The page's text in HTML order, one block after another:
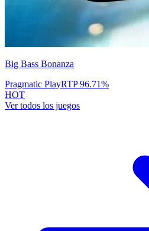
Big Bass Bonanza
Pragmatic PlayRTP96.71%
HOT
Ver todos los juegos